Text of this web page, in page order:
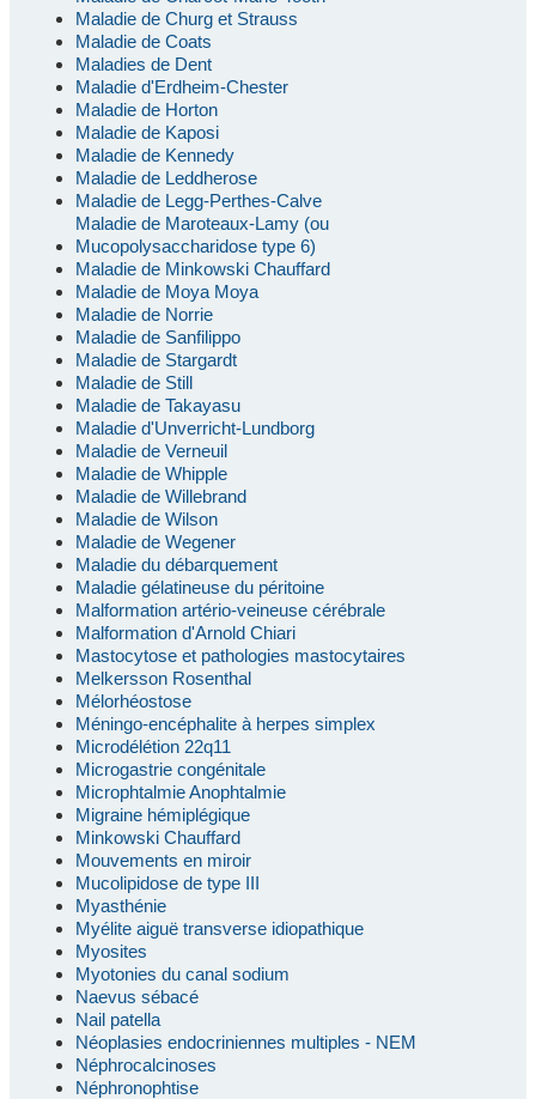
Maladie de Churg et Strauss
Maladie de Coats
Maladies de Dent
Maladie d'Erdheim-Chester
Maladie de Horton
Maladie de Kaposi
Maladie de Kennedy
Maladie de Leddherose
Maladie de Legg-Perthes-Calve
Maladie de Maroteaux-Lamy (ou
Mucopolysaccharidose type 6)
Maladie de Minkowski Chauffard
Maladie de Moya Moya
Maladie de Norrie
Maladie de Sanfilippo
Maladie de Stargardt
Maladie de Still
Maladie de Takayasu
Maladie d'Unverricht-Lundborg
Maladie de Verneuil
Maladie de Whipple
Maladie de Willebrand
Maladie de Wilson
Maladie de Wegener
Maladie du débarquement
Maladie gélatineuse du péritoine
Malformation artério-veineuse cérébrale
Malformation d'Arnold Chiari
Mastocytose et pathologies mastocytaires
Melkersson Rosenthal
Mélorhéostose
Méningo-encéphalite à herpes simplex
Microdélétion 22q11
Microgastrie congénitale
Microphtalmie Anophtalmie
Migraine hémiplégique
Minkowski Chauffard
Mouvements en miroir
Mucolipidose de type III
Myasthénie
Myélite aiguë transverse idiopathique
Myosites
Myotonies du canal sodium
Naevus sébacé
Nail patella
Néoplasies endocriniennes multiples - NEM
Néphrocalcinoses
Néphronophtise